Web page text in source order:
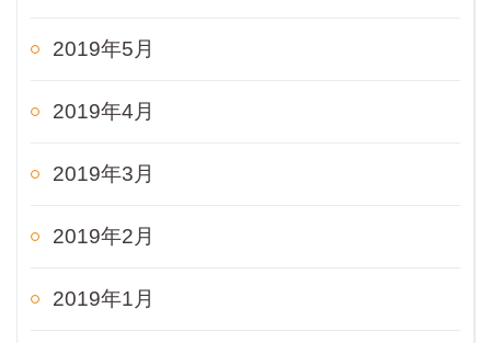
2019年5月
2019年4月
2019年3月
2019年2月
2019年1月